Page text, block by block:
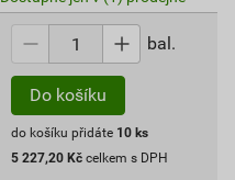
bal.
Do košíku
do košíku přidáte 10 ks
5 227,20 Kč celkem s DPH